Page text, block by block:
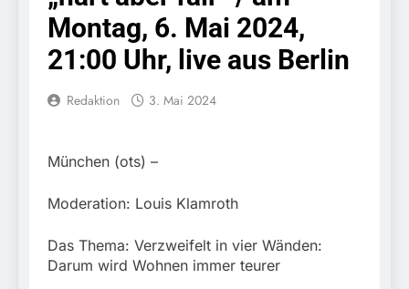
Knopfdruck / Schnelle
Festnahme nach
sexueller Belästigung
7. August 2026
Bundespolizeidirektion
München: Bundespolizei
kontrolliert
Verkehr / Waffenfund im
7. August 2026
Bundespolizeidirektion
München: Schneller
Ungarn mit
Auslieferungshaftbefehl
Bamberg aufgefunden –
Fundtier
HZA-R: Zoll deckt auf:
erschleicht rund 45.000
Euro Sozialleistungen
6. August 2026
Bundespolizeidirektion
Montag, 6. Mai 2024,
21:00 Uhr, live aus Berlin
Redaktion 3. Mai 2024
München (ots) –
Moderation: Louis Klamroth
Das Thema: Verzweifelt in vier Wänden:
Darum wird Wohnen immer teurer